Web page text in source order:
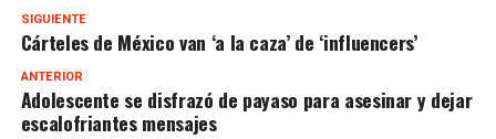
SIGUIENTE
Cárteles de México van ‘a la caza’ de ‘influencers’
ANTERIOR
Adolescente se disfrazó de payaso para asesinar y dejar
escalofriantes mensajes